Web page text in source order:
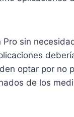
sin
optar por no
de los